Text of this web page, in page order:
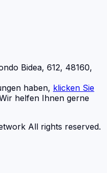
Bidea, 612, 48160,
haben, klicken Sie
helfen Ihnen gerne
All rights reserved.